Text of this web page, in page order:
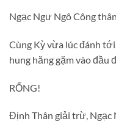
Ngạc Ngư Ngô Công
Cùng Kỳ vừa lúc đánh
hung hăng gặm vào đầu
RỐNG!
Định Thân giải trừ, Ngạc